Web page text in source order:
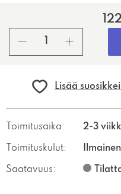
Lisää
Toimitusaika: 2-3
Toimituskulut: Ilmainen
Saatavuus: